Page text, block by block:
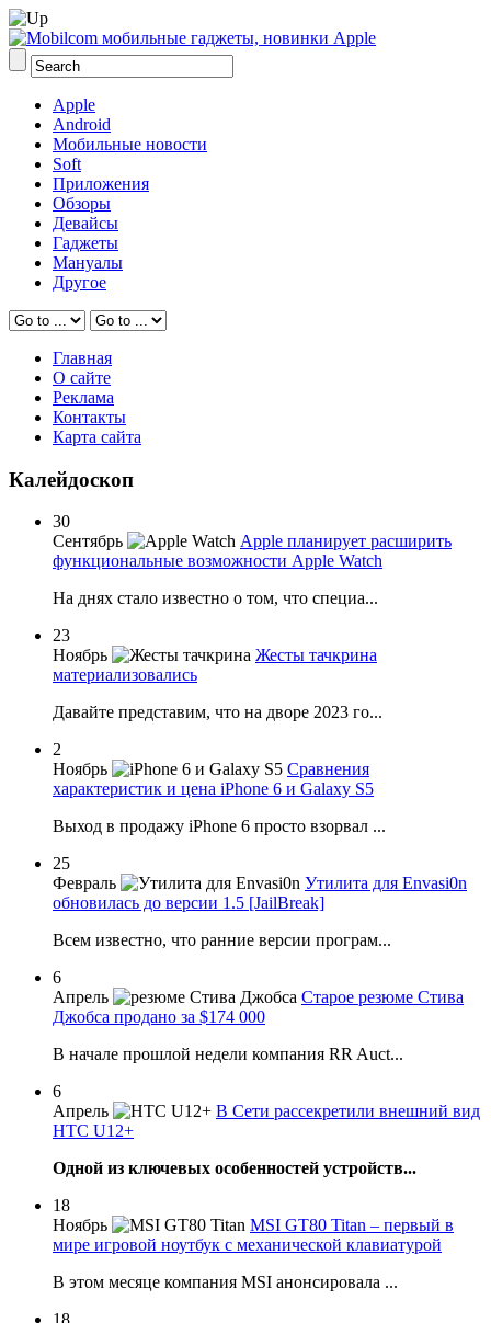
Apple
Android
Мобильные новости
Soft
Приложения
Обзоры
Девайсы
Гаджеты
Мануалы
Другое
Главная
О сайте
Реклама
Контакты
Карта сайта
Калейдоскоп
30
Сентябрь
Apple планирует расширить
функциональные возможности Apple Watch
На днях стало известно о том, что специа...
23
Ноябрь
Жесты тачкрина
материализовались
Давайте представим, что на дворе 2023 го...
2
Ноябрь
Сравнения
характеристик и цена iPhone 6 и Galaxy S5
Выход в продажу iPhone 6 просто взорвал ...
25
Февраль
Утилита для Envasi0n
обновилась до версии 1.5 [JailBreak]
Всем известно, что ранние версии програм...
6
Апрель
Старое резюме Стива
Джобса продано за $174 000
В начале прошлой недели компания RR Auct...
6
Апрель
В Сети рассекретили внешний вид
HTC U12+
Одной из ключевых особенностей устройств...
18
Ноябрь
MSI GT80 Titan – первый в
мире игровой ноутбук с механической клавиатурой
В этом месяце компания MSI анонсировала ...